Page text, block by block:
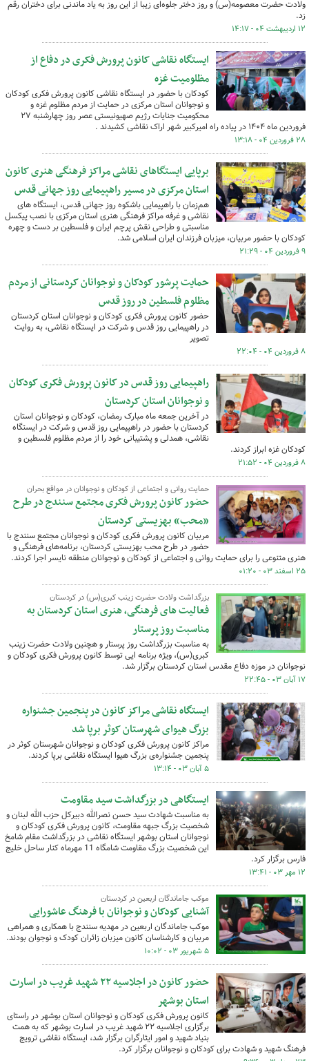
ولادت حضرت معصومه(س) و روز دختر جلوه‌ای زیبا از این روز به یاد ماندنی برای دختران رقم
زد.
۱۲ اردیبهشت ۰۴ - ۱۴:۱۷
ایستگاه نقاشی کانون پرورش فکری در دفاع از
مظلومیت غزه
کودکان با حضور در ایستگاه نقاشی کانون پرورش فکری کودکان
و نوجوانان استان مرکزی در حمایت از مردم مظلوم غزه و
محکومیت جنایات رژیم صهیونیستی عصر روز چهارشنبه ۲۷
فروردین ماه ۱۴۰۴ در پیاده راه امیرکبیر شهر اراک نقاشی کشیدند .
۲۸ فروردین ۰۴ - ۱۳:۱۸
برپایی ایستگاهای نقاشی مراکز فرهنگی هنری کانون
استان مرکزی در مسیر راهپیمایی روز جهانی قدس
هم‌زمان با راهپیمایی باشکوه روز جهانی قدس، ایستگاه های
نقاشی و غرفه مراکز فرهنگی هنری استان مرکزی با نصب پیکسل
مناسبتی و طراحی نقش پرچم ایران و فلسطین بر دست و چهره
کودکان با حضور مربیان، میزبان فرزندان ایران اسلامی شد.
۹ فروردین ۰۴ - ۲۱:۲۹
حمایت پرشور کودکان و نوجوانان کردستانی از مردم
مظلوم فلسطین در روز قدس
حضور کانون پرورش فکری کودکان و نوجوانان استان کردستان
در راهپیمایی روز قدس و شرکت در ایستگاه نقاشی، به روایت
تصویر
۸ فروردین ۰۴ - ۲۲:۰۴
راهپیمایی روز قدس در کانون پرورش فکری کودکان
و نوجوانان استان کردستان
در آخرین جمعه ماه مبارک رمضان، کودکان و نوجوانان استان
کردستان با حضور در راهپیمایی روز قدس و شرکت در ایستگاه
نقاشی، همدلی و پشتیبانی خود را از مردم مظلوم فلسطین و
کودکان غزه ابراز کردند.
۸ فروردین ۰۴ - ۲۱:۵۲
حمایت روانی و اجتماعی از کودکان و نوجوانان در مواقع بحران
حضور کانون پرورش فکری مجتمع سنندج در طرح
«محب» بهزیستی کردستان
مربیان کانون پرورش فکری کودکان و نوجوانان مجتمع سنندج با
حضور در طرح محب بهزیستی کردستان، برنامه‌های فرهنگی و
هنری متنوعی را برای حمایت روانی و اجتماعی از کودکان و نوجوانان منطقه نایسر اجرا کردند.
۲۵ اسفند ۰۳ - ۰۱:۲۰
بزرگداشت ولادت حضرت زینب کبری(س) در کردستان
فعالیت های فرهنگی، هنری استان کردستان به
مناسبت روز پرستار
به مناسبت بزرگداشت روز پرستار و هچنین ولادت حضرت زینب
کبری(س)، ویژه برنامه ایی توسط کانون پرورش فکری کودکان و
نوجوانان در موزه دفاع مقدس استان کردستان برگزار شد.
۱۷ آبان ۰۳ - ۲۲:۴۵
ایستگاه نقاشی مراکز کانون در پنجمین جشنواره
بزرگ هیوای شهرستان کوثر برپا شد
مراکز کانون پرورش فکری کودکان و نوجوانان شهرستان کوثر در
پنجمین جشنواره‌ی بزرگ هیوا ایستگاه نقاشی برپا کردند.
۵ آبان ۰۳ - ۱۳:۱۴
ایستگاهی در بزرگداشت سید مقاومت
به مناسبت شهادت سید حسن نصرالله دبیرکل حزب الله لبنان و
شخصیت بزرگ جبهه مقاومت، کانون پرورش فکری کودکان و
نوجوانان استان بوشهر ایستگاه نقاشی در بزرگداشت مقام شامخ
این شخصیت بزرگ مقاومت شامگاه 11 مهرماه کنار ساحل خلیج
فارس برگزار کرد.
۱۲ مهر ۰۳ - ۱۳:۴۱
موکب جاماندگان اربعین در کردستان
آشنایی کودکان و نوجوانان با فرهنگ عاشورایی
موکب جاماندگان اربعین در مهدیه سنندج با همکاری و همراهی
مربیان و کارشناسان کانون میزبان زائران کودک و نوجوان بودند.
۵ شهریور ۰۳ - ۱۰:۰۲
حضور کانون در اجلاسیه ۲۲ شهید غریب در اسارت
استان بوشهر
کانون پرورش فکری کودکان و نوجوانان استان بوشهر در راستای
برگزاری اجلاسیه ۲۲ شهید غریب در اسارت بوشهر که به همت
بنیاد شهید و امور ایثارگران برگزار شد، ایستگاه نقاشی ترویج
فرهنگ شهید و شهادت برای کودکان و نوجوانان برگزار کرد.